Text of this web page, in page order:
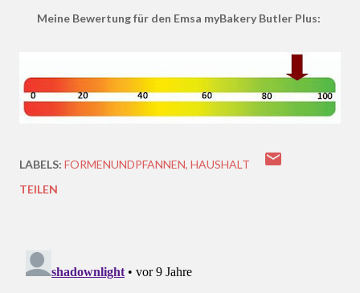
Meine Bewertung für den Emsa myBakery Butler Plus:
LABELS: FORMENUNDPFANNEN HAUSHALT
TEILEN